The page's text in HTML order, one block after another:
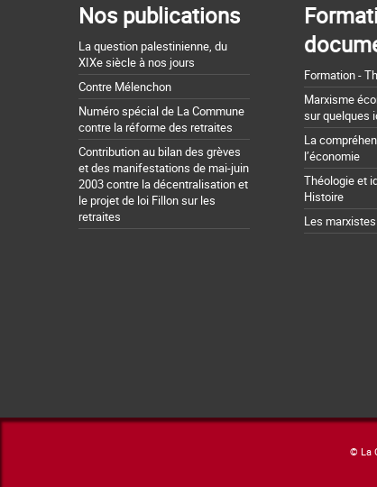
Nos publications
La question palestinienne, du
XIXe siècle à nos jours
Contre Mélenchon
Numéro spécial de La Commune
contre la réforme des retraites
Contribution au bilan des grèves
et des manifestations de mai-juin
2003 contre la décentralisation et
le projet de loi Fillon sur les
retraites
Formation -
Marxisme
sur quelques
La
l’économie
Théologie et
Histoire
Les
© La